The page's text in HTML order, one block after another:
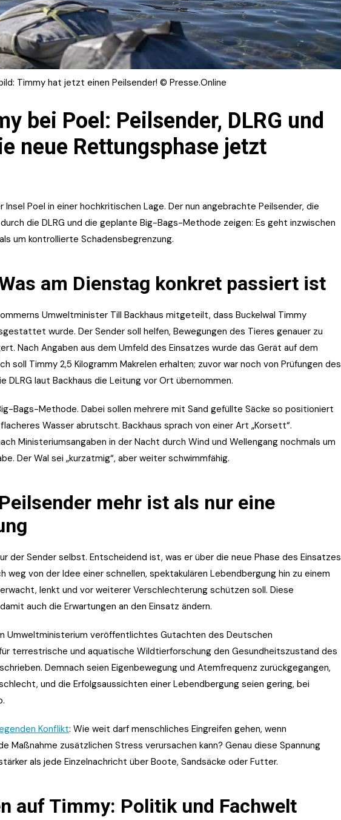
Timmy hat jetzt einen Peilsender! © Presse.Online
bei Poel: Peilsender, DLRG und
neue Rettungsphase jetzt
Poel in einer hochkritischen Lage. Der nun angebrachte Peilsender, die
die DLRG und die geplante Big-Bags-Methode zeigen: Es geht inzwischen
um kontrollierte Schadensbegrenzung.
am Dienstag konkret passiert ist
Umweltminister Till Backhaus mitgeteilt, dass Buckelwal Timmy
wurde. Der Sender soll helfen, Bewegungen des Tieres genauer zu
Nach Angaben aus dem Umfeld des Einsatzes wurde das Gerät auf dem
soll Timmy 2,5 Kilogramm Makrelen erhalten; zuvor war noch von Prüfungen des
DLRG laut Backhaus die Leitung vor Ort übernommen.
Bags-Methode. Dabei sollen mehrere mit Sand gefüllte Säcke so positioniert
Wasser abrutscht. Backhaus sprach von einer Art „Korsett“.
Ministeriumsangaben in der Nacht durch Wind und Wellengang nochmals um
Der Wal sei „kurzatmig“, aber weiter schwimmfähig.
mehr ist als nur eine
der Sender selbst. Entscheidend ist, was er über die neue Phase des Einsatzes
weg von der Idee einer schnellen, spektakulären Lebendbergung hin zu einem
lenkt und vor weiterer Verschlechterung schützen soll. Diese
auch die Erwartungen an den Einsatz ändern.
Umweltministerium veröffentlichtes Gutachten des Deutschen
terrestrische und aquatische Wildtierforschung den Gesundheitszustand des
Demnach seien Eigenbewegung und Atemfrequenz zurückgegangen,
und die Erfolgsaussichten einer Lebendbergung seien gering, bei
Konflikt: Wie weit darf menschliches Eingreifen gehen, wenn
Maßnahme zusätzlichen Stress verursachen kann? Genau diese Spannung
als jede Einzelnachricht über Boote, Sandsäcke oder Futter.
auf Timmy: Politik und Fachwelt